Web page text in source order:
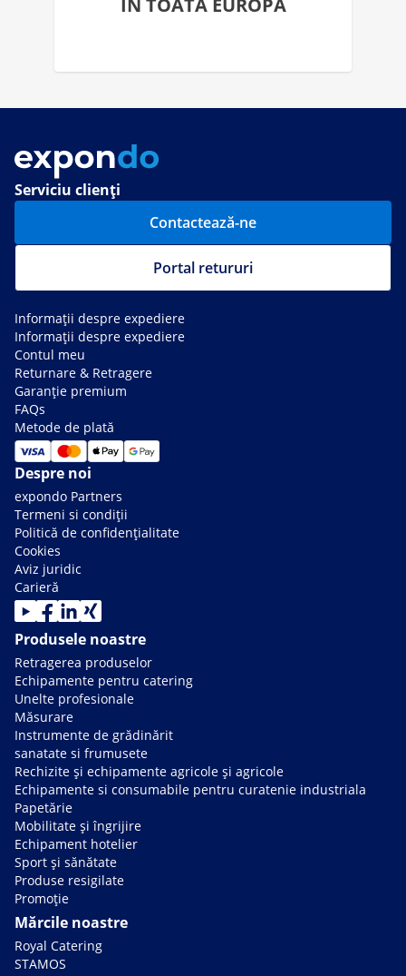
ÎN TOATĂ EUROPA
Serviciu clienți
Contactează-ne
Portal retururi
Informații despre expediere
Informații despre expediere
Contul meu
Returnare & Retragere
Garanție premium
FAQs
Metode de plată
Despre noi
expondo Partners
Termeni si condiții
Politică de confidențialitate
Cookies
Aviz juridic
Carieră
Produsele noastre
Retragerea produselor
Echipamente pentru catering
Unelte profesionale
Măsurare
Instrumente de grădinărit
sanatate si frumusete
Rechizite și echipamente agricole și agricole
Echipamente si consumabile pentru curatenie industriala
Papetărie
Mobilitate și îngrijire
Echipament hotelier
Sport și sănătate
Produse resigilate
Promoție
Mărcile noastre
Royal Catering
STAMOS